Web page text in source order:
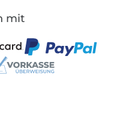
mit